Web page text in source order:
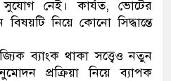
মিরপুর মডেল থানার অভিযানে
২৮ লাখ টাকার জাল নোটসহ
নেই। কার্যত, ভোটের
বিষয়টি নিয়ে কোনো সিদ্ধান্তে
ব্যাংক থাকা সত্ত্বেও নতুন
প্রক্রিয়া নিয়ে ব্যাপক